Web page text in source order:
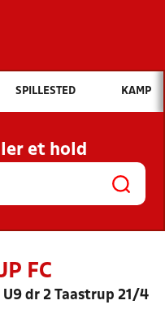
Hvad vil du søge efter?
OG NYHEDER
KLUBBER OG
SPILLESTED KAMP
et hold
FC
dr 2 Taastrup 21/4